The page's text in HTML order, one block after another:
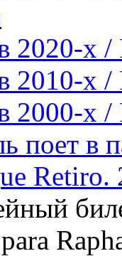
2020-х /
2010-х /
2000-х /
поет в
Retiro.